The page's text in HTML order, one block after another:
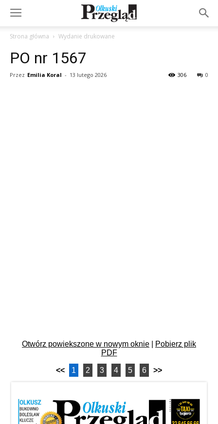
Strona główna Wydanie drukowane
PO nr 1567
Przez Emilia Koral - 13 lutego 2026 0
306